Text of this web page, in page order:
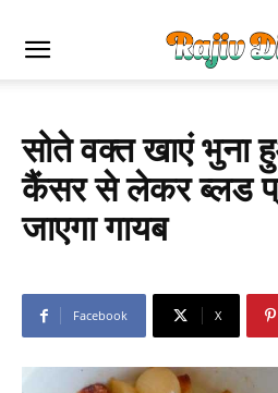
सोते वक्त खाएं
कैंसर से लेकर ब्लड
जाएगा गायब
Facebook X